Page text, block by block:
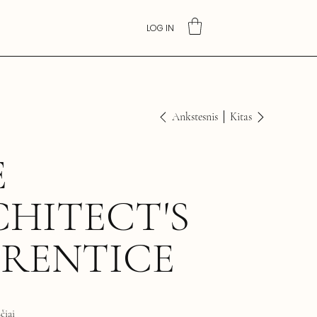
LOG IN
Ankstesnis Kitas